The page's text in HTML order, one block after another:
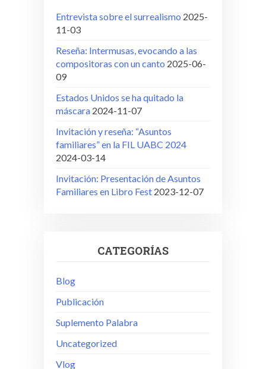
Entrevista sobre el surrealismo 2025-
11-03
Reseña: Intermusas, evocando a las
compositoras con un canto 2025-06-
09
Estados Unidos se ha quitado la
máscara 2024-11-07
Invitación y reseña: “Asuntos
familiares” en la FIL UABC 2024
2024-03-14
Invitación: Presentación de Asuntos
Familiares en Libro Fest 2023-12-07
CATEGORÍAS
Blog
Publicación
Suplemento Palabra
Uncategorized
Vlog